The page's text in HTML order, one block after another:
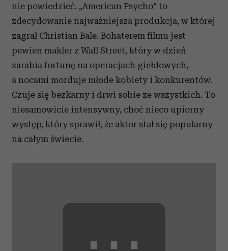
nie powiedzieć. „American Psycho” to
zdecydowanie najważniejsza produkcja, w której
zagrał Christian Bale. Bohaterem filmu jest
pewien makler z Wall Street, który w dzień
zarabia fortunę na operacjach giełdowych,
a nocami morduje młode kobiety i konkurentów.
Czuje się bezkarny i drwi sobie ze wszystkich. To
niesamowicie intensywny, choć nieco upiorny
występ, który sprawił, że aktor stał się popularny
na całym świecie.